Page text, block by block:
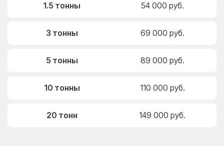
1.5 тонны 54 000 руб.
3 тонны 69 000 руб.
5 тонны 89 000 руб.
10 тонны 110 000 руб.
20 тонн 149 000 руб.